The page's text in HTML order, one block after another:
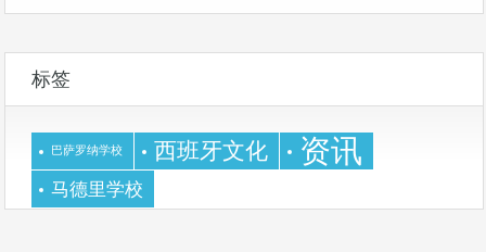
标签
巴萨罗纳学校 西班牙文化 资讯
马德里学校